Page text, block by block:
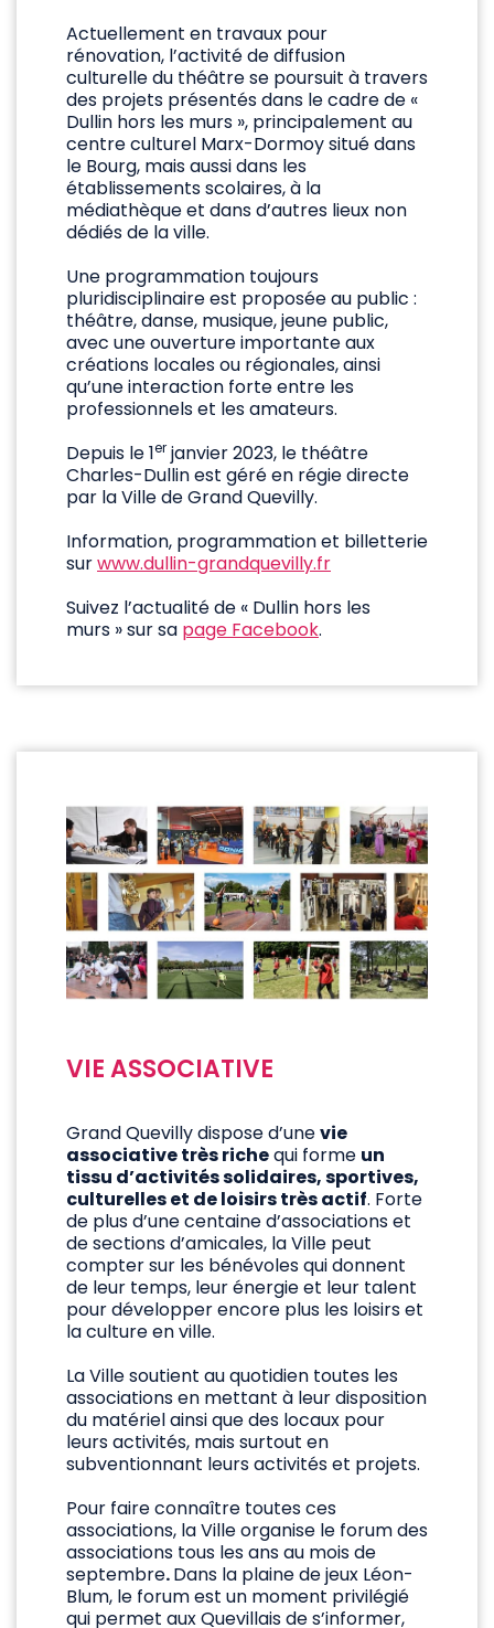
Actuellement en travaux pour
rénovation, l’activité de diffusion
culturelle du théâtre se poursuit à travers
des projets présentés dans le cadre de «
Dullin hors les murs », principalement au
centre culturel Marx-Dormoy situé dans
le Bourg, mais aussi dans les
établissements scolaires, à la
médiathèque et dans d’autres lieux non
dédiés de la ville.
Une programmation toujours
pluridisciplinaire est proposée au public :
théâtre, danse, musique, jeune public,
avec une ouverture importante aux
créations locales ou régionales, ainsi
qu’une interaction forte entre les
professionnels et les amateurs.
Depuis le 1er janvier 2023, le théâtre
Charles-Dullin est géré en régie directe
par la Ville de Grand Quevilly.
Information, programmation et billetterie
surwww.dullin-grandquevilly.fr
Suivez l’actualité de « Dullin hors les
murs » sur sa page Facebook.
VIE ASSOCIATIVE
Grand Quevilly dispose d’unevie
associative très richequi forme un
tissu d’activités solidaires, sportives,
culturelles et de loisirs très actif. Forte
de plus d’une centaine d’associations et
de sections d’amicales, la Ville peut
compter sur les bénévoles qui donnent
de leur temps, leur énergie et leur talent
pour développer encore plus les loisirs et
la culture en ville.
La Ville soutient au quotidien toutes les
associations en mettant à leur disposition
du matériel ainsi que des locaux pour
leurs activités, mais surtout en
subventionnant leurs activités et projets.
Pour faire connaître toutes ces
associations, la Ville organise le forum des
associations tous les ans au mois de
septembre.Dans la plaine de jeux Léon-
Blum, le forum est un moment privilégié
qui permet aux Quevillais de s’informer,